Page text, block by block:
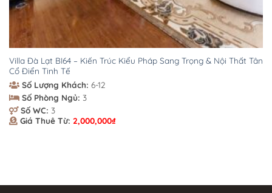
Villa Đà Lạt BI64 – Kiến Trúc Kiểu Pháp Sang Trọng & Nội Thất Tân
Cổ Điển Tinh Tế
Số Lượng Khách: 6-12
Số Phòng Ngủ: 3
Số WC: 3
Giá Thuê Từ: 2,000,000₫